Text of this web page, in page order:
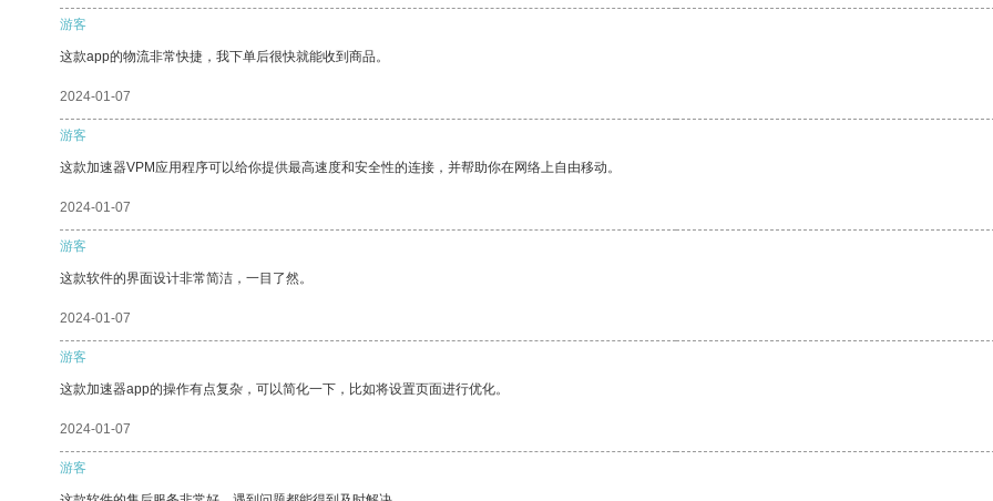
游客
这款app的物流非常快捷，我下单后很快就能收到商品。
2024-01-07
游客
这款加速器VPM应用程序可以给你提供最高速度和安全性的连接，并帮助你在网络上自由移动。
2024-01-07
游客
这款软件的界面设计非常简洁，一目了然。
2024-01-07
游客
这款加速器app的操作有点复杂，可以简化一下，比如将设置页面进行优化。
2024-01-07
游客